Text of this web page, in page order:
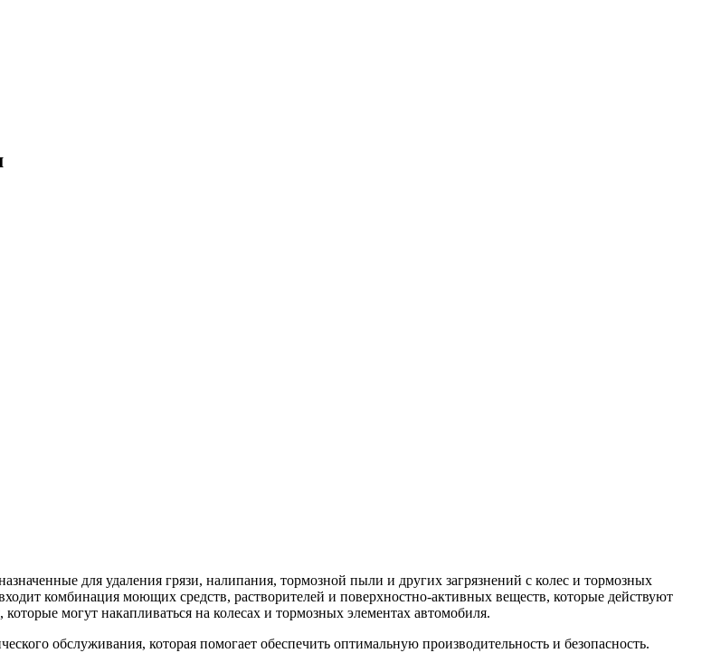
для удаления грязи, налипания, тормозной пыли и других загрязнений с колес и тормозных
комбинация моющих средств, растворителей и поверхностно-активных веществ, которые действуют
могут накапливаться на колесах и тормозных элементах автомобиля.
обслуживания, которая помогает обеспечить оптимальную производительность и безопасность.